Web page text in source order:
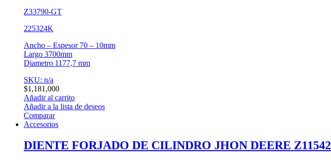
Z33790-GT
225324K
Ancho – Espesor 70 – 10mm
Largo 3700mm
Diametro 1177,7 mm
SKU: n/a
$1,181,000
Añadir al carrito
Añadir a la lista de deseos
Comparar
Accesorios
DIENTE FORJADO DE CILINDRO JHON DEERE Z11542